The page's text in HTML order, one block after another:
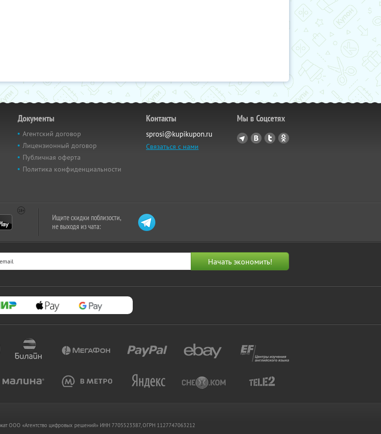
Документы
Агентский договор
Лицензионный договор
Публичная оферта
Политика конфиденциальности
Контакты
sprosi@kupikupon.ru
Связаться с нами
Мы в Соцсетях
Ищите скидки поблизости,
не выходя из чата:
OOO «Агентство цифровых решений» ИНН 7705523387, ОГРН 1127747063212